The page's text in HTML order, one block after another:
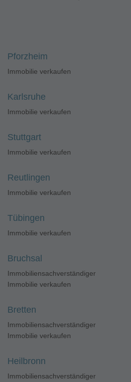
Pforzheim
Immobilie verkaufen
Karlsruhe
Immobilie verkaufen
Stuttgart
Immobilie verkaufen
Reutlingen
Immobilie verkaufen
Tübingen
Immobilie verkaufen
Bruchsal
Immobiliensachverständiger
Immobilie verkaufen
Bretten
Immobiliensachverständiger
Immobilie verkaufen
Heilbronn
Immobiliensachverständiger